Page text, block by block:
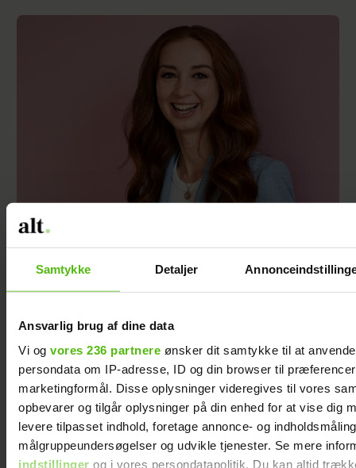
Samtykke Detaljer
Ansvarlig brug af dine data
Vi og vores 236 partnere ønsker dit samtykke til at
persondata om IP-adresse, ID og din browser til
marketingformål. Disse oplysninger videregives til vores
opbevarer og tilgår oplysninger på din enhed for at vise dig
levere tilpasset indhold, foretage annonce- og
målgruppeundersøgelser og udvikle tjenester. Se mere
indstillinger og i vores persondatapolitik. Du kan altid
Samira Nawa: ”Det er fantastisk at have min